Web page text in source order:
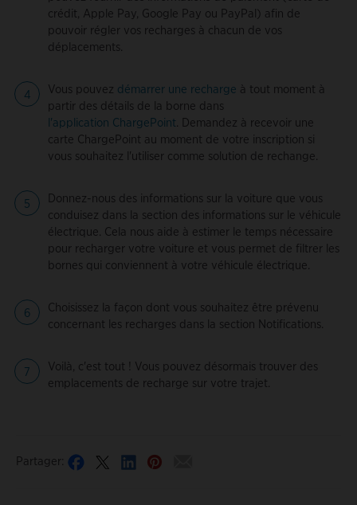
crédit, Apple Pay, Google Pay ou PayPal) afin de
pouvoir régler vos recharges à chacun de vos
déplacements.
Vous pouvez démarrer une recharge à tout moment à
partir des détails de la borne dans
l'application ChargePoint. Demandez à recevoir une
carte ChargePoint au moment de votre inscription si
vous souhaitez l'utiliser comme solution de rechange.
Donnez-nous des informations sur la voiture que vous
conduisez dans la section des informations sur le véhicule
électrique. Cela nous aide à estimer le temps nécessaire
pour recharger votre voiture et vous permet de filtrer les
bornes qui conviennent à votre véhicule électrique.
Choisissez la façon dont vous souhaitez être prévenu
concernant les recharges dans la section Notifications.
Voilà, c'est tout ! Vous pouvez désormais trouver des
emplacements de recharge sur votre trajet.
Partager: